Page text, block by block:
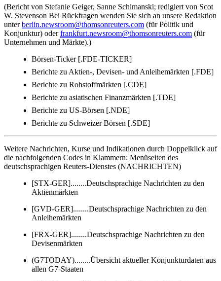
(Bericht von Stefanie Geiger, Sanne Schimanski; redigiert von Scot
W. Stevenson Bei Rückfragen wenden Sie sich an unsere Redaktion
unterberlin.newsroom@thomsonreuters.com (für Politik und
Konjunktur) oderfrankfurt.newsroom@thomsonreuters.com (für
Unternehmen und Märkte).)
Börsen-Ticker [.FDE-TICKER]
Berichte zu Aktien-, Devisen- und Anleihemärkten [.FDE]
Berichte zu Rohstoffmärkten [.CDE]
Berichte zu asiatischen Finanzmärkten [.TDE]
Berichte zu US-Börsen [.NDE]
Berichte zu Schweizer Börsen [.SDE]
Weitere Nachrichten, Kurse und Indikationen durch Doppelklick auf
die nachfolgenden Codes in Klammern: Menüseiten des
deutschsprachigen Reuters-Dienstes (NACHRICHTEN)
[STX-GER]........Deutschsprachige Nachrichten zu den
Aktienmärkten
[GVD-GER]........Deutschsprachige Nachrichten zu den
Anleihemärkten
[FRX-GER]........Deutschsprachige Nachrichten zu den
Devisenmärkten
(G7TODAY)........Übersicht aktueller Konjunkturdaten aus
allen G7-Staaten